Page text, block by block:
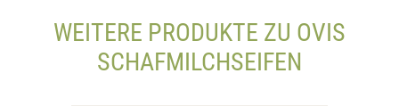
WEITERE PRODUKTE ZU OVIS
SCHAFMILCHSEIFEN